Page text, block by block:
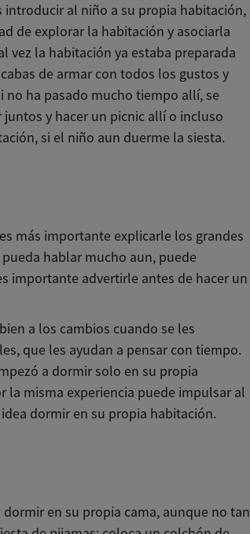
al niño a su propia habitación,
de explorar la habitación y asociarla
vez la habitación ya estaba preparada
de armar con todos los gustos y
no ha pasado mucho tiempo allí, se
y hacer un picnic allí o incluso
si el niño aun duerme la siesta.
más importante explicarle los grandes
hablar mucho aun, puede
importante advertirle antes de hacer un
a los cambios cuando se les
que les ayudan a pensar con tiempo.
a dormir solo en su propia
la misma experiencia puede impulsar al
dormir en su propia habitación.
en su propia cama, aunque no tan